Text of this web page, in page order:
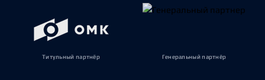
Титульный партнёр Генеральный партнёр